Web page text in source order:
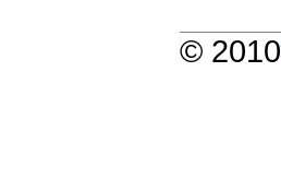
© 2010